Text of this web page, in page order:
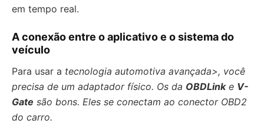
em tempo real.
A conexão entre o aplicativo e o sistema do
veículo
Para usar a tecnologia automotiva avançada>, você
precisa de um adaptador físico. Os da OBDLinke V-
Gate são bons. Eles se conectam ao conector OBD2
do carro.